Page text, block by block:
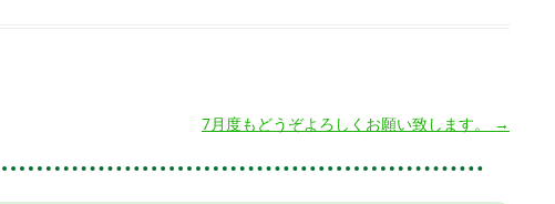
7月度もどうぞよろしくお願い致します。 →